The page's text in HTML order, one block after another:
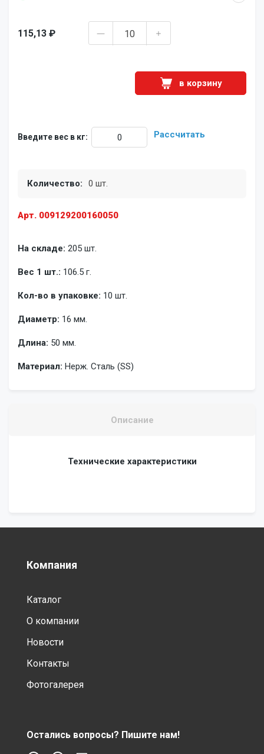
Арт. 009129200160050
На складе: 205 шт.
Вес 1 шт.: 106.5 г.
Кол-во в упаковке: 10 шт.
Диаметр: 16 мм.
Длина: 50 мм.
Материал: Нерж. Сталь (SS)
115,13 ₽
в корзину
Введите вес в кг: Рассчитать
Количество: 0 шт.
Описание
Технические характеристики
Компания
Каталог
О компании
Новости
Контакты
Фотогалерея
Остались вопросы? Пишите нам!